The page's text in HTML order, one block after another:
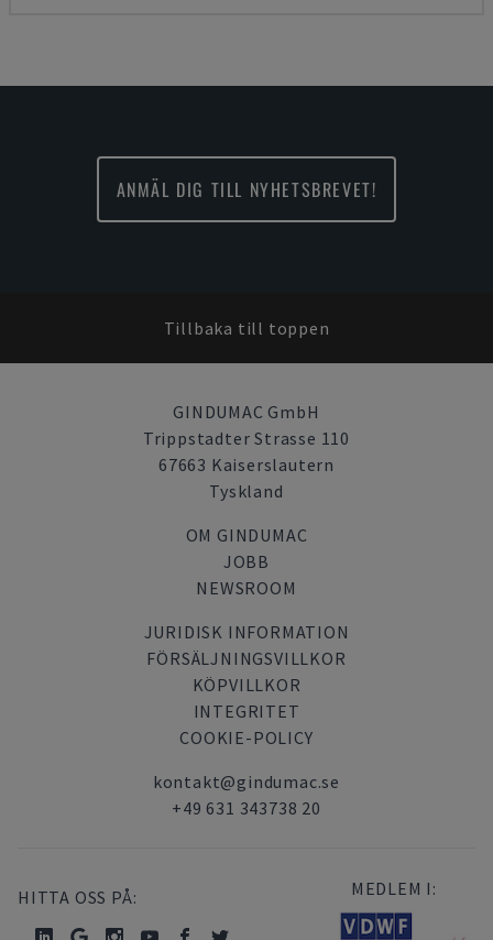
ANMÄL DIG TILL NYHETSBREVET!
Tillbaka till toppen
GINDUMAC GmbH
Trippstadter Strasse 110
67663 Kaiserslautern
Tyskland
OM GINDUMAC
JOBB
NEWSROOM
JURIDISK INFORMATION
FÖRSÄLJNINGSVILLKOR
KÖPVILLKOR
INTEGRITET
COOKIE-POLICY
kontakt@gindumac.se
+49 631 343738 20
HITTA OSS PÅ: MEDLEM I: